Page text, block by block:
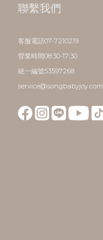
聯繫我們
客服電話07-7210219
營業時間08:30-17:30
統一編號53597268
service@songbabyjoy.com